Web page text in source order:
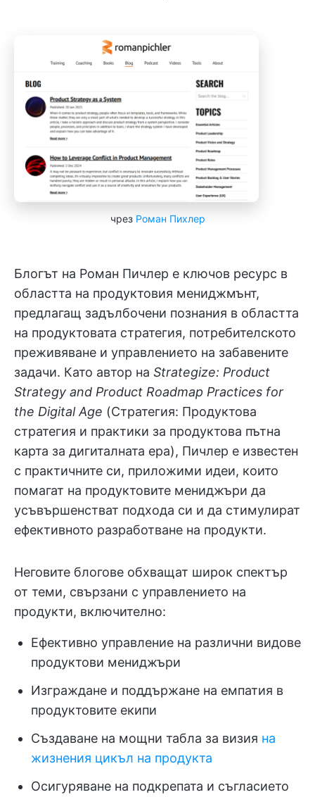
чрез Роман Пихлер
Блогът на Роман Пичлер е ключов ресурс в
областта на продуктовия мениджмънт,
предлагащ задълбочени познания в областта
на продуктовата стратегия, потребителското
преживяване и управлението на забавените
задачи. Като автор на Strategize: Product
Strategy and Product Roadmap Practices for
the Digital Age (Стратегия: Продуктова
стратегия и практики за продуктова пътна
карта за дигиталната ера), Пичлер е известен
с практичните си, приложими идеи, които
помагат на продуктовите мениджъри да
усъвършенстват подхода си и да стимулират
ефективното разработване на продукти.
Неговите блогове обхващат широк спектър
от теми, свързани с управлението на
продукти, включително:
Ефективно управление на различни видове
продуктови мениджъри
Изграждане и поддържане на емпатия в
продуктовите екипи
Създаване на мощни табла за визия на
жизнения цикъл на продукта
Осигуряване на подкрепата и съгласието